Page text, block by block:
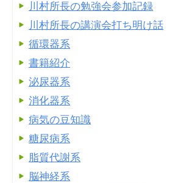
川村所長の勉強会参加記録
川村所長の講演会打ち明け話
循環器系
書籍紹介
泌尿器系
消化器系
病気の豆知識
糖尿病系
脂質代謝系
脳神経系